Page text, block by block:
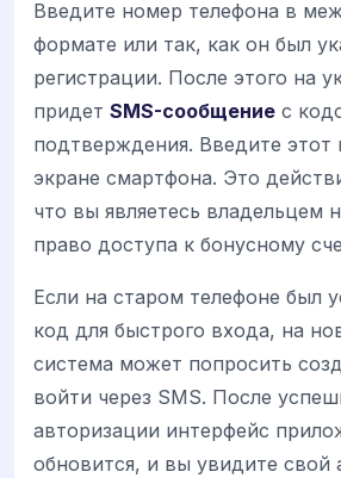
Введите номер телефона в
формате или так, как он был
регистрации. После этого на
придет SMS-сообщение с
подтверждения. Введите этот
экране смартфона. Это
что вы являетесь владельцем
право доступа к бонусному
Если на старом телефоне был
код для быстрого входа, на
система может попросить
войти через SMS. После
авторизации интерфейс
обновится, и вы увидите свой